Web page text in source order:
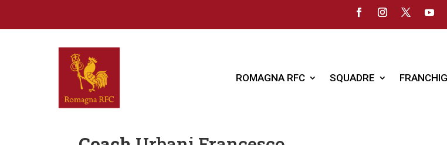
ROMAGNA RFC SQUADRE